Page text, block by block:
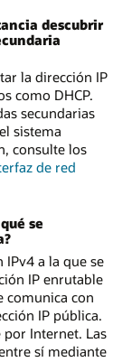
descubrir
la dirección IP
como DHCP.
secundarias
sistema
consulte los
de red
se
IPv4 a la que se
IP enrutable
comunica con
IP pública.
Internet. Las
sí mediante